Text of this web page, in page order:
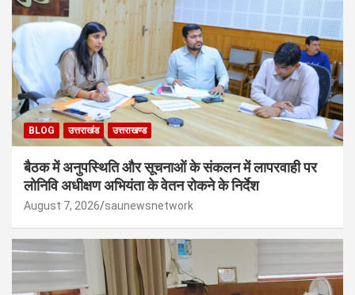
BLOG उत्तराखंड उत्तराखण्ड
बैठक में अनुपस्थिति और सूचनाओं के संकलन में लापरवाही पर
लोनिवि अधीक्षण अभियंता के वेतन रोकने के निर्देश
August 7, 2026 saunewsnetwork